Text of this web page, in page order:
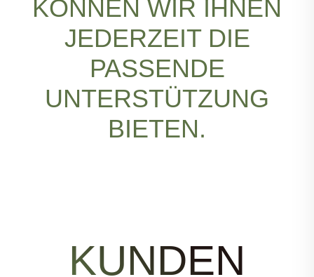
KÖNNEN WIR IHNEN
JEDERZEIT DIE
PASSENDE
UNTERSTÜTZUNG
BIETEN.
KUNDEN